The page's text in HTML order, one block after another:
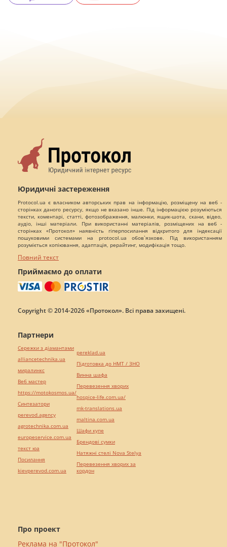
Юридичні застереження
Protocol.ua є власником авторських прав на інформацію, розміщену на веб -
сторінках даного ресурсу, якщо не вказано інше. Під інформацією розуміються
тексти, коментарі, статті, фотозображення, малюнки, ящик-шота, скани, відео,
аудіо, інші матеріали. При використанні матеріалів, розміщених на веб -
сторінках «Протокол» наявність гіперпосилання відкритого для індексації
пошуковими системами на protocol.ua обов`язкове. Під використанням
розуміється копіювання, адаптація, рерайтинг, модифікація тощо.
Повний текст
Приймаємо до оплати
Copyright © 2014-2026 «Протокол». Всі права захищені.
Про проект
Реклама на "Протокол"
Партнери
Сережки з діамантами
alliancetechnika.ua
миралинкс
Веб мастер
https://motokosmos.ua/
Синтезатори
perevod.agency
agrotechnika.com.ua
europeservice.com.ua
текст юа
Посилання
kievperevod.com.ua
pereklad.ua
Підготовка до НМТ / ЗНО
Винна шафа
Перевезення хворих
hospice-life.com.ua/
mk-translations.ua
maltina.com.ua
Шафи купе
Брендові сумки
Натяжні стелі Nova Stelya
Перевезення хворих за
кордон